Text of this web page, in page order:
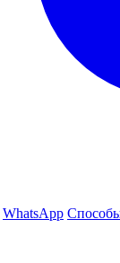
WhatsApp